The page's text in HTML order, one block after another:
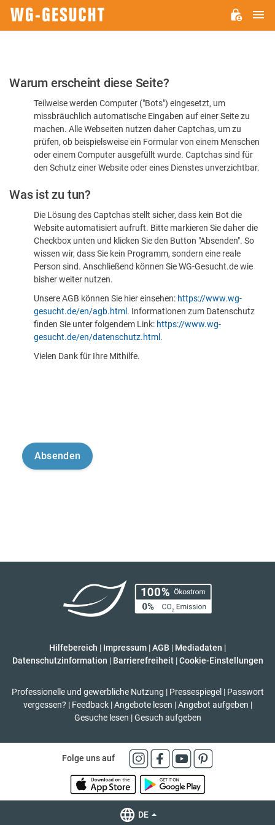
Bitte
dass
sind
Warum erscheint diese Seite?
Teilweise werden Computer ("Bots") eingesetzt, um
missbräuchlich automatische Eingaben auf einer Seite zu
machen. Alle Webseiten nutzen daher Captchas, um zu
prüfen, ob beispielsweise ein Formular von einem Menschen
oder einem Computer ausgefüllt wurde. Captchas sind für
den Schutz einer Website oder eines Dienstes unverzichtbar.
Was ist zu tun?
Die Lösung des Captchas stellt sicher, dass kein Bot die
Website automatisiert aufruft. Bitte markieren Sie daher die
Checkbox unten und klicken Sie den Button "Absenden". So
wissen wir, dass Sie kein Programm, sondern eine reale
Person sind. Anschließend können Sie WG-Gesucht.de wie
bisher weiter nutzen.
Unsere AGB können Sie hier einsehen: https://www.wg-
gesucht.de/en/agb.html . Informationen zum Datenschutz
finden Sie unter folgendem Link: https://www.wg-
gesucht.de/en/datenschutz.html .
Vielen Dank für Ihre Mithilfe.
Hilfebereich | Impressum |AGB | Mediadaten |
Datenschutzinformation | Barrierefreiheit | Cookie-Einstellungen
Professionelle und gewerbliche Nutzung | Pressespiegel | Passwort
vergessen? | Feedback | Angebote lesen | Angebot aufgeben |
Gesuche lesen | Gesuch aufgeben
Folge uns auf
DE